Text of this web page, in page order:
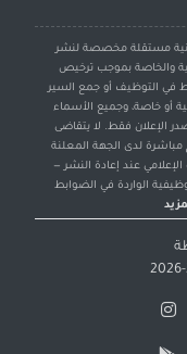
مستقلة مخصصة لنشر
والخاصة بموجب ترخيص
في التوظيف أو جمع السير
أو خاصة، وجميع الأسماء
الإعلان فقط. لا يتقاضى
مباشرة لدى الجهة المعلنة
عند إعادة النشر —
الواردة في الضوابط